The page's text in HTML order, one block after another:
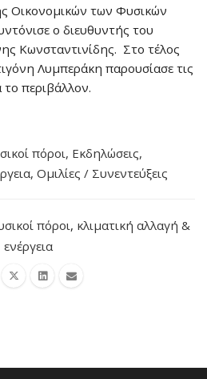
Οικονομικών των Φυσικών
ο διευθυντής του
Κωνσταντινίδης. Στο τέλος
Λυμπεράκη παρουσίασε τις
το περιβάλλον.
πόροι, Εκδηλώσεις,
, Ομιλίες / Συνεντεύξεις
πόροι, κλιματική αλλαγή &
ενέργεια